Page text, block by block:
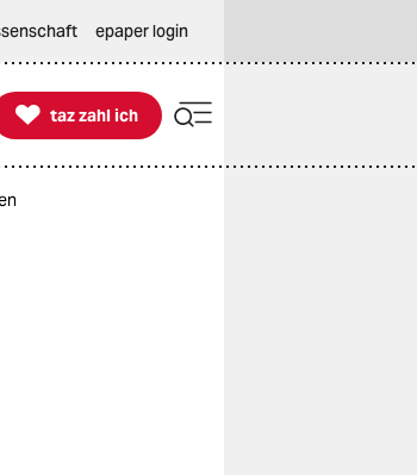
epaper login

taz zahl ich
taz zahl ich